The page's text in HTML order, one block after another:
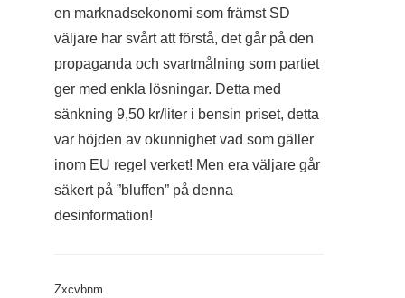
en marknadsekonomi som främst SD
väljare har svårt att förstå, det går på den
propaganda och svartmålning som partiet
ger med enkla lösningar. Detta med
sänkning 9,50 kr/liter i bensin priset, detta
var höjden av okunnighet vad som gäller
inom EU regel verket! Men era väljare går
säkert på ”bluffen” på denna
desinformation!
Zxcvbnm